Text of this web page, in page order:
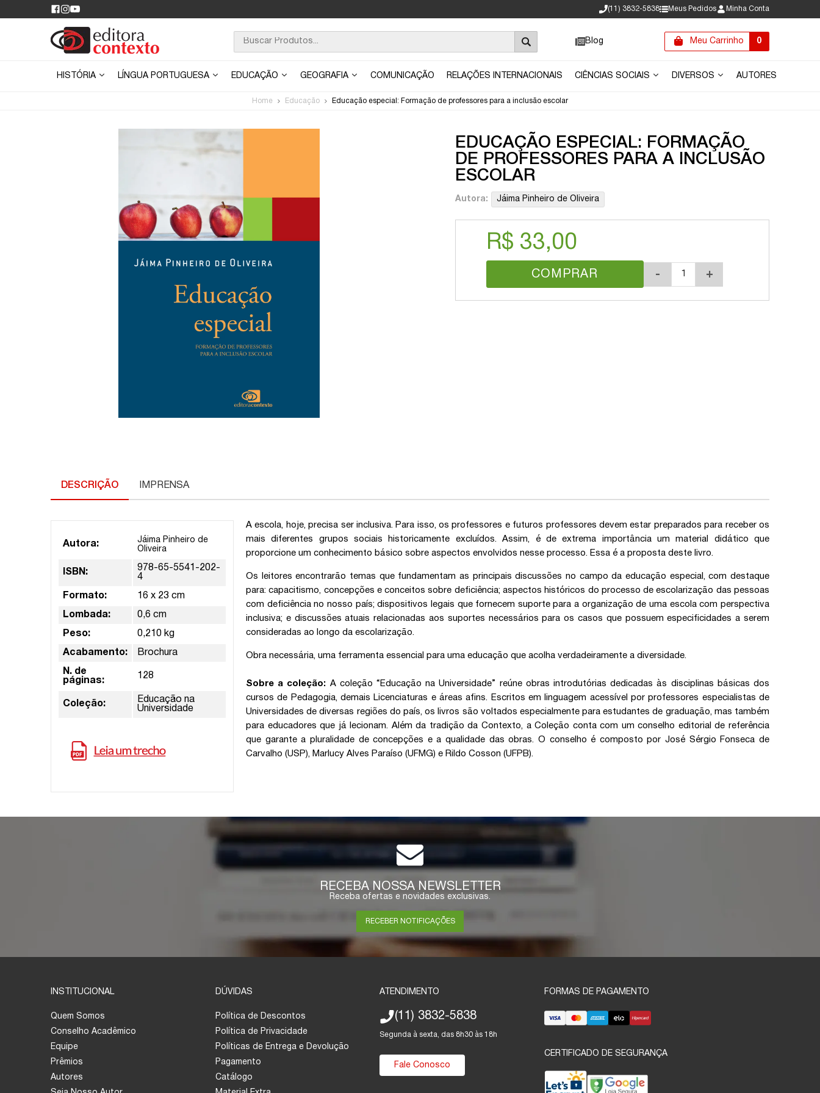
(11) 3832-5838 Meus Pedidos Minha Conta
Blog Meu Carrinho 0
HISTÓRIA LÍNGUA PORTUGUESA EDUCAÇÃO GEOGRAFIA COMUNICAÇÃO RELAÇÕES INTERNACIONAIS CIÊNCIAS SOCIAIS DIVERSOS AUTORES
Home Educação Educação especial: Formação de professores para a inclusão escolar
EDUCAÇÃO ESPECIAL: FORMAÇÃO
DE PROFESSORES PARA A INCLUSÃO
ESCOLAR
Autora: Jáima Pinheiro de Oliveira
R$ 33,00
COMPRAR - +
DESCRIÇÃO IMPRENSA
Autora:
Jáima Pinheiro de
Oliveira
ISBN:
978-65-5541-202-
4
Formato: 16 x 23 cm
Lombada: 0,6 cm
Peso: 0,210 kg
Acabamento: Brochura
N. de
páginas:
128
Coleção:
Educação na
Universidade
A escola, hoje, precisa ser inclusiva. Para isso, os professores e futuros professores devem estar preparados para receber os
mais diferentes grupos sociais historicamente excluídos. Assim, é de extrema importância um material didático que
proporcione um conhecimento básico sobre aspectos envolvidos nesse processo. Essa é a proposta deste livro.
Os leitores encontrarão temas que fundamentam as principais discussões no campo da educação especial, com destaque
para: capacitismo, concepções e conceitos sobre deficiência; aspectos históricos do processo de escolarização das pessoas
com deficiência no nosso país; dispositivos legais que fornecem suporte para a organização de uma escola com perspectiva
inclusiva; e discussões atuais relacionadas aos suportes necessários para os casos que possuem especificidades a serem
consideradas ao longo da escolarização.
Obra necessária, uma ferramenta essencial para uma educação que acolha verdadeiramente a diversidade.
Sobre a coleção: A coleção “Educação na Universidade” reúne obras introdutórias dedicadas às disciplinas básicas dos
cursos de Pedagogia, demais Licenciaturas e áreas afins. Escritos em linguagem acessível por professores especialistas de
Universidades de diversas regiões do país, os livros são voltados especialmente para estudantes de graduação, mas também
para educadores que já lecionam. Além da tradição da Contexto, a Coleção conta com um conselho editorial de referência
que garante a pluralidade de concepções e a qualidade das obras. O conselho é composto por José Sérgio Fonseca de
Carvalho (USP), Marlucy Alves Paraíso (UFMG) e Rildo Cosson (UFPB).
RECEBA NOSSA NEWSLETTER
Receba ofertas e novidades exclusivas.
RECEBER NOTIFICAÇÕES
INSTITUCIONAL
Quem Somos
Conselho Acadêmico
Equipe
Prêmios
Autores
DÚVIDAS
Política de Descontos
Política de Privacidade
Políticas de Entrega e Devolução
Pagamento
Catálogo
ATENDIMENTO
(11) 3832-5838
Segunda à sexta, das 8h30 às 18h
Fale Conosco
FORMAS DE PAGAMENTO
CERTIFICADO DE SEGURANÇA